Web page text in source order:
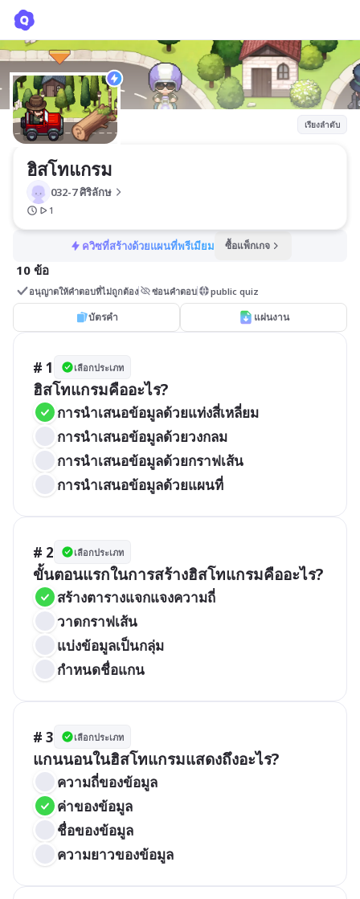
เรียงลำดับ
ฮิสโทแกรม
032-7 ศิริลักษ
1
ควิซที่สร้างด้วยแผนที่พรีเมียม ซื้อแพ็กเกจ
10 ข้อ
อนุญาตให้คำตอบที่ไม่ถูกต้อง ซ่อนคำตอบ public quiz
บัตรคำ แผ่นงาน
# 1 เลือกประเภท
ฮิสโทแกรมคืออะไร?
การนำเสนอข้อมูลด้วยแท่งสี่เหลี่ยม
การนำเสนอข้อมูลด้วยวงกลม
การนำเสนอข้อมูลด้วยกราฟเส้น
การนำเสนอข้อมูลด้วยแผนที่
# 2 เลือกประเภท
ขั้นตอนแรกในการสร้างฮิสโทแกรมคืออะไร?
สร้างตารางแจกแจงความถี่
วาดกราฟเส้น
แบ่งข้อมูลเป็นกลุ่ม
กำหนดชื่อแกน
# 3 เลือกประเภท
แกนนอนในฮิสโทแกรมแสดงถึงอะไร?
ความถี่ของข้อมูล
ค่าของข้อมูล
ชื่อของข้อมูล
ความยาวของข้อมูล